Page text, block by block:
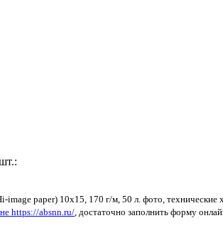
image paper) 10x15, 170 г/м, 50 л. фото,
https://absnn.ru/ , достаточно заполнить форму